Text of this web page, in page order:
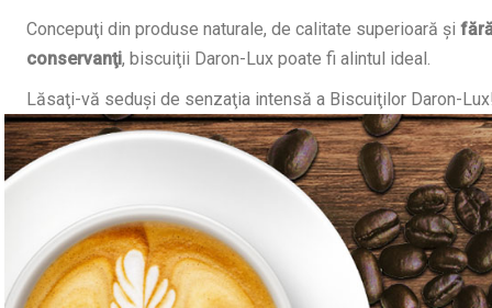
Concepuţi din produse naturale, de calitate superioară şi
conservanţi, biscuiţii Daron-Lux poate fi alintul ideal.
Lăsaţi-vă seduşi de senzaţia intensă a Biscuiţilor Daron-